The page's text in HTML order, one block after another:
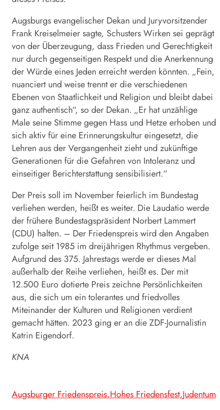
Augsburgs evangelischer Dekan und Juryvorsitzender
Frank Kreiselmeier sagte, Schusters Wirken sei geprägt
von der Überzeugung, dass Frieden und Gerechtigkeit
nur durch gegenseitigen Respekt und die Anerkennung
der Würde eines Jeden erreicht werden könnten. „Fein,
nuanciert und weise trennt er die verschiedenen
Ebenen von Staatlichkeit und Religion und bleibt dabei
ganz authentisch“, so der Dekan. „Er hat unzählige
Male seine Stimme gegen Hass und Hetze erhoben und
sich aktiv für eine Erinnerungskultur eingesetzt, die
Lehren aus der Vergangenheit zieht und zukünftige
Generationen für die Gefahren von Intoleranz und
einseitiger Berichterstattung sensibilisiert.“
Der Preis soll im November feierlich im Bundestag
verliehen werden, heißt es weiter. Die Laudatio werde
der frühere Bundestagspräsident Norbert Lammert
(CDU) halten. – Der Friedenspreis wird den Angaben
zufolge seit 1985 im dreijährigen Rhythmus vergeben.
Aufgrund des 375. Jahrestags werde er dieses Mal
außerhalb der Reihe verliehen, heißt es. Der mit
12.500 Euro dotierte Preis zeichne Persönlichkeiten
aus, die sich um ein tolerantes und friedvolles
Miteinander der Kulturen und Religionen verdient
gemacht hätten. 2023 ging er an die ZDF-Journalistin
Katrin Eigendorf.
KNA
Augsburger Friedenspreis Hohes Friedensfest Judentum